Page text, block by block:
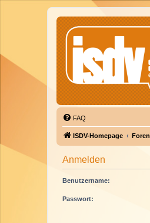
FAQ
ISDV-Homepage Foren
Anmelden
Benutzername:
Passwort: